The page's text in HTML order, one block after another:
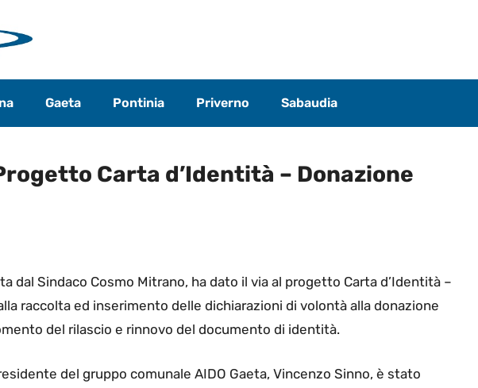
Gaeta Pontinia Priverno Sabaudia
Carta d’Identità – Donazione
dal Sindaco Cosmo Mitrano, ha dato il via al progetto Carta d’Identità –
raccolta ed inserimento delle dichiarazioni di volontà alla donazione
del rilascio e rinnovo del documento di identità.
del gruppo comunale AIDO Gaeta, Vincenzo Sinno, è stato